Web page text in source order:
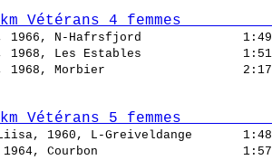
Vétérans 4 femmes
1966, N-Hafrsfjord
1968, Les Estables
1968, Morbier
Vétérans 5 femmes
Liisa, 1960, L-Greiveldange
1964, Courbon